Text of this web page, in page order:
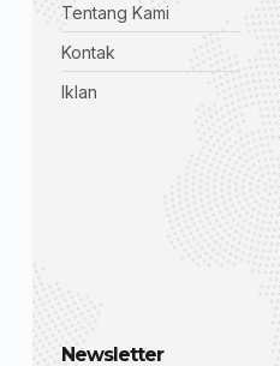
Tentang Kami
Kontak
Iklan
Newsletter